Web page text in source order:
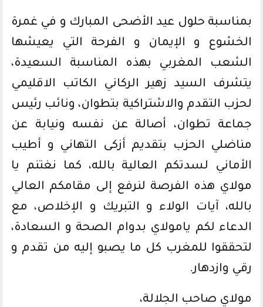
بمناسبة حلول عيد الأضحى المبارك و في غمرة
الخشوع و الإيمان و الفرحة التي يعيشها
الشعب المغربي بهذه المناسبة السعيدة،
يتشرف السيد زهير الركاني الكاتب الاقليمي
لحزب التقدم والاشتراكية بتطوان، ونائب رئيس
جماعة تطوان، أصالة عن نفسه ونيابة عن
مناضلي الحزب بتقديم أزكى التهاني و أطيب
الأماني لسدتكم العالية بالله، كما نغتنم يا
مولاي هذه الفرصة لنرفع إلى مقامكم العالي
بالله، آيات الولاء و التبريك و الإخلاص، مع
الدعاء لكم يامولاي بدوام الصحة و السعادة،
لتحققوا للمغرب كل ما يصبو إليه من تقدم و
رقي وازدهار.
مولاي صاحب الجلالة،